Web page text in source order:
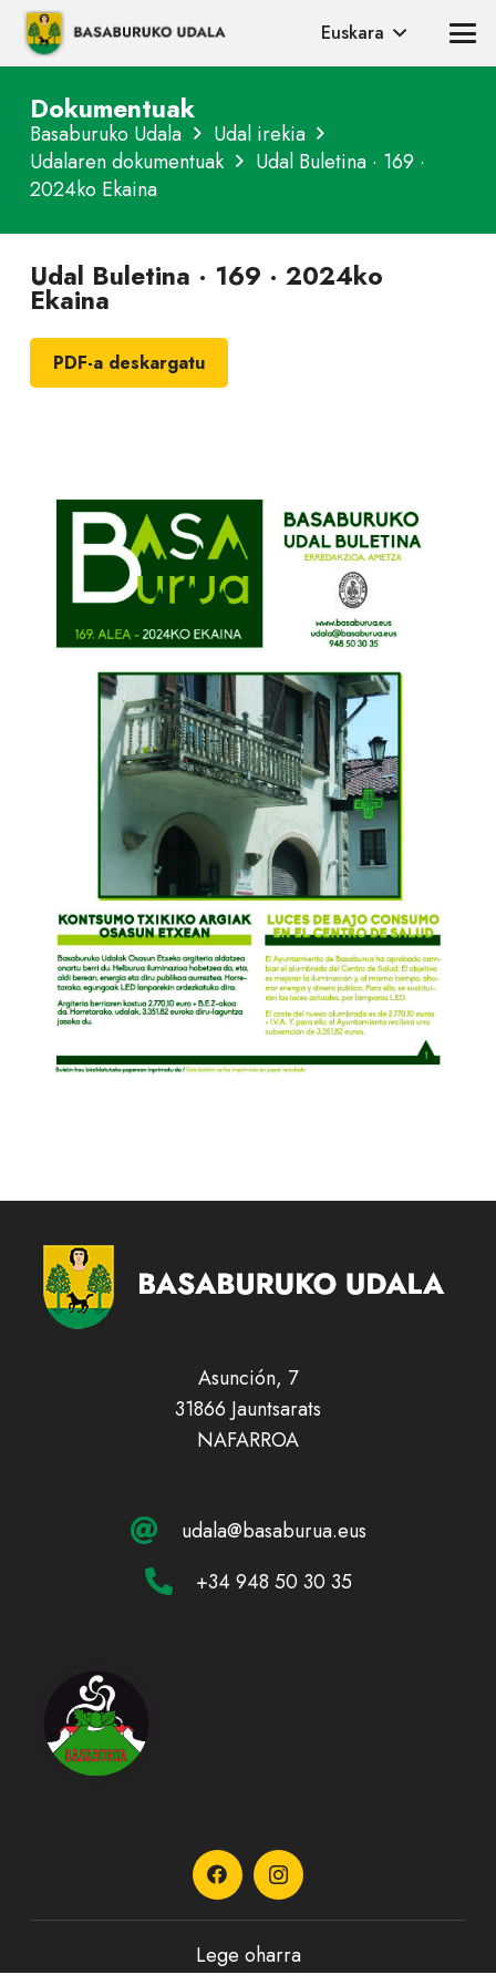
Euskara
Dokumentuak
Basaburuko Udala
Udal irekia
Udalaren dokumentuak
Udal Buletina · 169 ·
2024ko Ekaina
Udal Buletina · 169 · 2024ko
Ekaina
PDF-a deskargatu
Asunción, 7
31866 Jauntsarats
NAFARROA
udala@basaburua.eus
+34 948 50 30 35
Lege oharra